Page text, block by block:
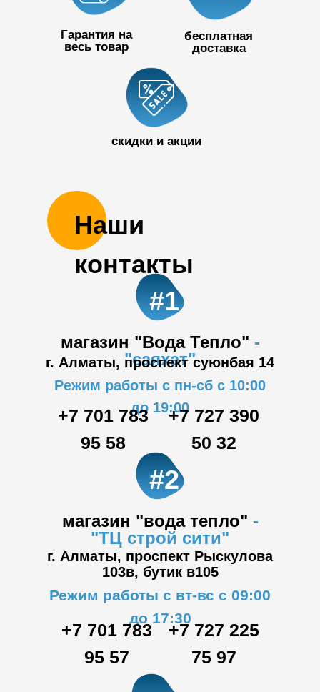
Гарантия на
весь товар
бесплатная
доставка
скидки и акции
Наши
контакты
магазин "Вода Тепло" -
"саяхат"
#1
г. Алматы, проспект суюнбая 14
магазин "вода тепло" -
"ТЦ строй сити"
г. Алматы, проспект Рыскулова
103в, бутик в105
Режим работы с пн-сб с 10:00
до 19:00
Режим работы с вт-вс с 09:00
до 17:30
+7 701 783
95 58
+7 727 390
50 32
+7 701 783
95 57
+7 727 225
75 97
#2
+7 727 390
50 32